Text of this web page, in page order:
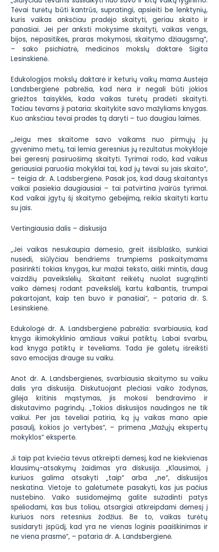
Tėvai turėtų būti kantrūs, supratingi, apsieiti be lenktynių,
kuris vaikas anksčiau pradėjo skaityti, geriau skaito ir
panašiai. Jei per anksti mokysime skaityti, vaikas vengs,
bijos, nepasitikės, praras mokymosi, skaitymo džiaugsmą“,
– sako psichiatrė, medicinos mokslų daktarė Sigita
Lesinskienė.
Edukologijos mokslų daktarė ir keturių vaikų mama Austėja
Landsbergienė pabrėžia, kad nėra ir negali būti jokios
griežtos taisyklės, kada vaikas turėtų pradėti skaityti.
Tačiau tėvams ji pataria: skaitykite savo mažyliams knygas.
Kuo anksčiau tėvai pradės tą daryti – tuo daugiau laimės.
„Jeigu mes skaitome savo vaikams nuo pirmųjų jų
gyvenimo metų, tai lemia geresnius jų rezultatus mokykloje
bei geresnį pasiruošimą skaityti. Tyrimai rodo, kad vaikus
geriausiai paruošia mokyklai tai, kad jų tėvai su jais skaito“,
– teigia dr. A. Ladsbergienė. Pasak jos, kad daug skaitantys
vaikai pasiekia daugiausiai – tai patvirtina įvairūs tyrimai.
Kad vaikai įgytų šį skaitymo gebėjimą, reikia skaityti kartu
su jais.
Vertingiausia dalis – diskusija
„Jei vaikas nesukaupia dėmesio, greit išsiblaško, sunkiai
nusėdi, siūlyčiau bendriems trumpiems paskaitymams
pasirinkti tokias knygas, kur mažai teksto, aiški mintis, daug
vaizdžių paveikslėlių. Skaitant reikėtų nuolat sugrąžinti
vaiko dėmesį rodant paveikslėlį, kartu kalbantis, trumpai
pakartojant, kaip ten buvo ir panašiai“, – pataria dr. S.
Lesinskienė.
Edukologė dr. A. Landsbergienė pabrėžia: svarbiausia, kad
knyga ikimokyklinio amžiaus vaikui patiktų. Labai svarbu,
kad knyga patiktų ir tėveliams. Tada jie galėtų išreikšti
savo emocijas drauge su vaiku.
Anot dr. A. Landsbergienės, svarbiausia skaitymo su vaiku
dalis yra diskusija. Diskutuojant plečiasi vaiko žodynas,
gilėja kritinis mąstymas, jis mokosi bendravimo ir
diskutavimo pagrindų. „Tokios diskusijos naudingos ne tik
vaikui. Per jas tėveliai patiria, ką jų vaikas mano apie
pasaulį, kokios jo vertybės“, – primena „Mažųjų ekspertų
mokyklos“ ekspertė.
Ji taip pat kviečia tėvus atkreipti dėmesį, kad ne kiekvienas
klausimų-atsakymų žaidimas yra diskusija. „Klausimai, į
kuriuos galima atsakyti „taip“ arba „ne“, diskusijos
neskatina. Vietoje to galėtumėte pasakyti, kas jus pačius
nustebino. Vaiko susidomėjimą galite sužadinti patys
spėliodami, kas bus toliau, atsargiai atkreipdami dėmesį į
kuriuos nors retesnius žodžius. Be to, vaikas turėtų
susidaryti įspūdį, kad yra ne vienas loginis paaiškinimas ir
ne viena prasmė“, – pataria dr. A. Landsbergienė.